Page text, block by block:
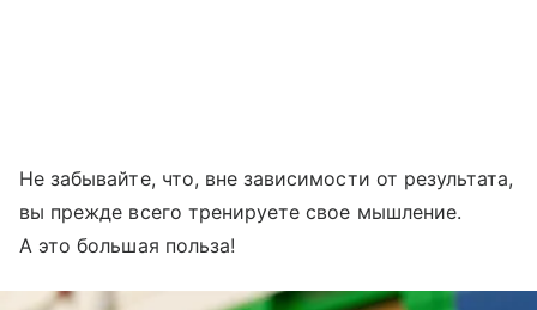
Не забывайте, что, вне зависимости от результата,
вы прежде всего тренируете свое мышление.
А это большая польза!